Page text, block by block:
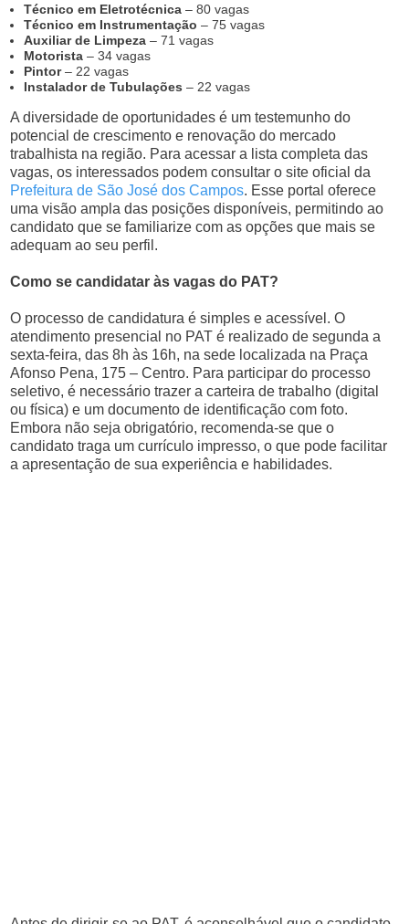
Técnico em Eletrotécnica – 80 vagas
Técnico em Instrumentação – 75 vagas
Auxiliar de Limpeza – 71 vagas
Motorista – 34 vagas
Pintor– 22 vagas
Instalador de Tubulações – 22 vagas
A diversidade de oportunidades é um testemunho do
potencial de crescimento e renovação do mercado
trabalhista na região. Para acessar a lista completa das
vagas, os interessados podem consultar o site oficial da
Prefeitura de São José dos Campos. Esse portal oferece
uma visão ampla das posições disponíveis, permitindo ao
candidato que se familiarize com as opções que mais se
adequam ao seu perfil.
Como se candidatar às vagas do PAT?
O processo de candidatura é simples e acessível. O
atendimento presencial no PAT é realizado de segunda a
sexta-feira, das 8h às 16h, na sede localizada na Praça
Afonso Pena, 175 – Centro. Para participar do processo
seletivo, é necessário trazer a carteira de trabalho (digital
ou física) e um documento de identificação com foto.
Embora não seja obrigatório, recomenda-se que o
candidato traga um currículo impresso, o que pode facilitar
a apresentação de sua experiência e habilidades.